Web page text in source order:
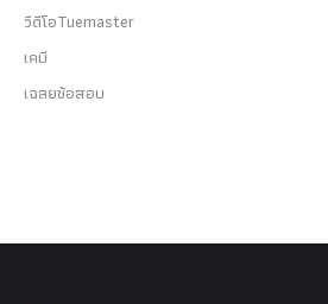
วีดีโอTuemaster
เคมี
เฉลยข้อสอบ